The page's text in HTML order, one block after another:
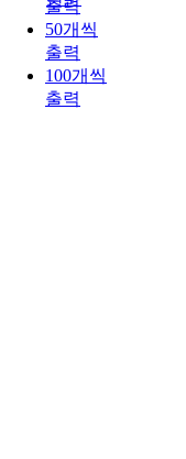
출력
50개씩
출력
100개씩
출력